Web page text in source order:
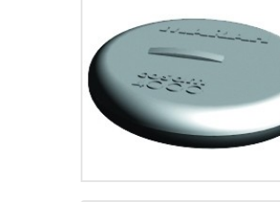
Cosam 4000 est un aimant
permanent
CHF27.00